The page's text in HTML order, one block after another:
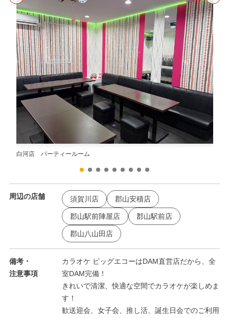
白河店 パーティールーム
周辺の店舗 須賀川店 郡山安積店
郡山駅前陣屋店 郡山駅前店
郡山八山田店
備考・
注意事項
カラオケ ビッグエコーはDAM直営店だから、全
室DAM完備！
きれいで清潔、快適な空間でカラオケが楽しめま
す！
歓送迎会、女子会、推し活、誕生日会でのご利用